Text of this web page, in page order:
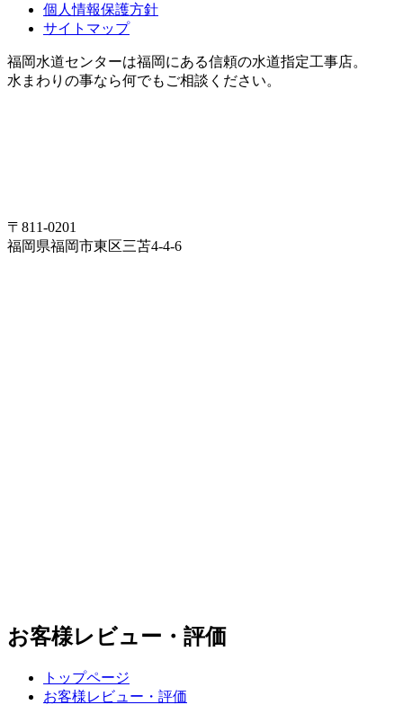
個人情報保護方針
サイトマップ
福岡水道センターは福岡にある信頼の水道指定工事店。
水まわりの事なら何でもご相談ください。
〒811-0201
福岡県福岡市東区三苫4-4-6
お客様レビュー・評価
トップページ
お客様レビュー・評価